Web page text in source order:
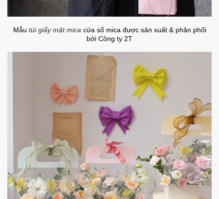
Mẫu túi giấy mặt mica cửa sổ mica được sản xuất & phân phối
bởi Công ty 2T